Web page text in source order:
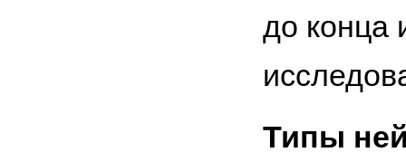
до конца
Типы